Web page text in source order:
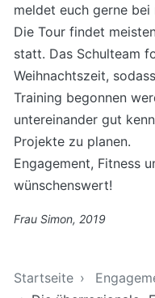
meldet euch gerne bei
Die Tour findet
statt. Das Schulteam
Weihnachtszeit,
Training begonnen
untereinander gut
Projekte zu planen.
Engagement, Fitness
wünschenswert!
Frau Simon, 2019
Startseite